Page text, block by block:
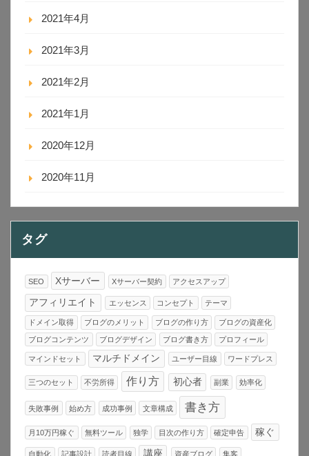
2021年4月
2021年3月
2021年2月
2021年1月
2020年12月
2020年11月
タグ
SEO Xサーバー Xサーバー契約 アクセスアップ
アフィリエイト エッセンス コンセプト テーマ
ドメイン取得 ブログのメリット ブログの作り方 ブログの資産化
ブログコンテンツ ブログデザイン ブログ書き方 プロフィール
マインドセット マルチドメイン ユーザー目線 ワードプレス
三つのセット 不労所得 作り方 初心者 副業 効率化
失敗事例 始め方 成功事例 文章構成 書き方
月10万円稼ぐ 無料ツール 独学 目次の作り方 確定申告 稼ぐ
自動化 記事設計 読者目線 講座 資産ブログ 集客